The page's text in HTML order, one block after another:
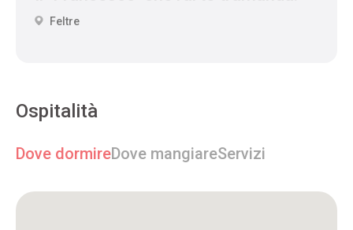
Feltre
Ospitalità
Dove dormireDove mangiareServizi